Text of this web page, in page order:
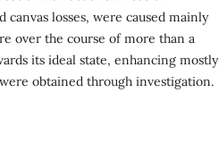
losses, were caused mainly
over the course of more than a
its ideal state, enhancing mostly
obtained through investigation.